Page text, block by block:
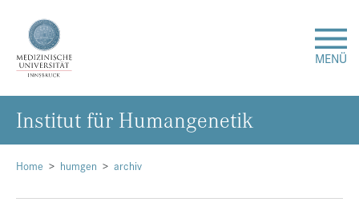
MENÜ
Forschung
Studium & Lehre
Home humgen archiv
In­sti­tut für Hu­man­ge­ne­tik